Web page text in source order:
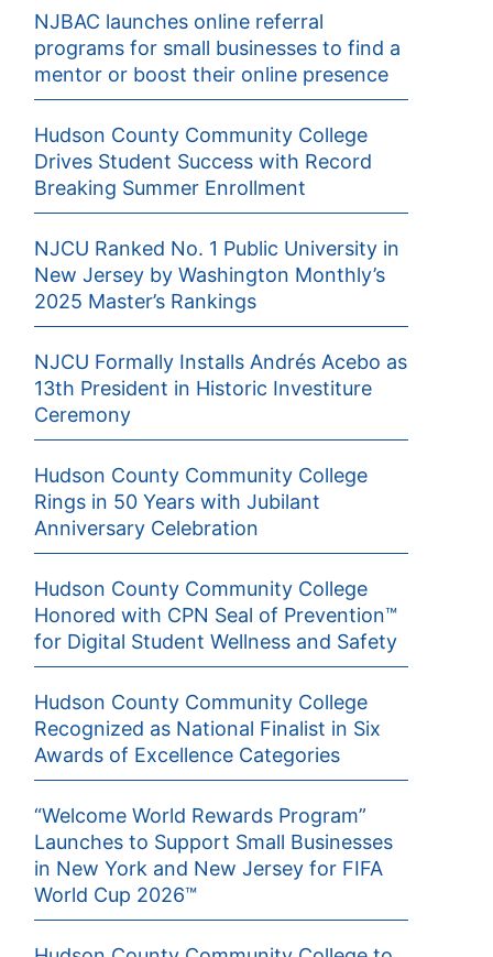
NJBAC launches online referral
programs for small businesses to find a
mentor or boost their online presence
Hudson County Community College
Drives Student Success with Record
Breaking Summer Enrollment
NJCU Ranked No. 1 Public University in
New Jersey by Washington Monthly’s
2025 Master’s Rankings
NJCU Formally Installs Andrés Acebo as
13th President in Historic Investiture
Ceremony
Hudson County Community College
Rings in 50 Years with Jubilant
Anniversary Celebration
Hudson County Community College
Honored with CPN Seal of Prevention™
for Digital Student Wellness and Safety
Hudson County Community College
Recognized as National Finalist in Six
Awards of Excellence Categories
“Welcome World Rewards Program”
Launches to Support Small Businesses
in New York and New Jersey for FIFA
World Cup 2026™